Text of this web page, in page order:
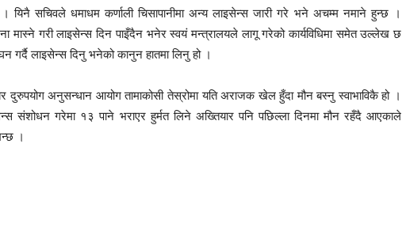
। यिनै सचिवले धमाधम कर्णाली चिसापानीमा अन्य लाइसेन्स जारी गरे भने अचम्म नमाने हुन्छ ।
मास्ने गरी लाइसेन्स दिन पाइँदैन भनेर स्वयं मन्त्रालयले लागू गरेको कार्यविधिमा समेत उल्लेख छ
गर्दै लाइसेन्स दिनु भनेको कानुन हातमा लिनु हो ।
दुरुपयोग अनुसन्धान आयोग तामाकोसी तेस्रोमा यति अराजक खेल हुँदा मौन बस्नु स्वाभाविकै हो ।
संशोधन गरेमा १३ पाने भराएर हुर्मत लिने अख्तियार पनि पछिल्ला दिनमा मौन रहँदै आएकाले
।